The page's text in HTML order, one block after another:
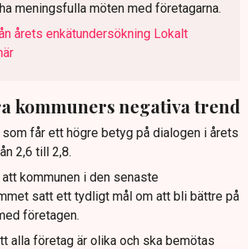
meningsfulla möten med företagarna.
årets enkätundersökning Lokalt
kommuners negativa trend
som får ett högre betyg på dialogen i årets
2,6 till 2,8.
kommunen i den senaste
satt ett tydligt mål om att bli bättre på
företagen.
alla företag är olika och ska bemötas